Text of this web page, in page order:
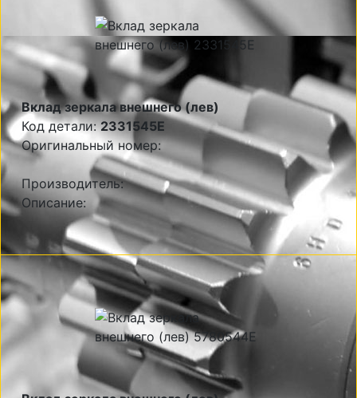
Вклад зеркала внешнего (лев)
Код детали:2331545E
Оригинальный номер:
Производитель:
Описание: